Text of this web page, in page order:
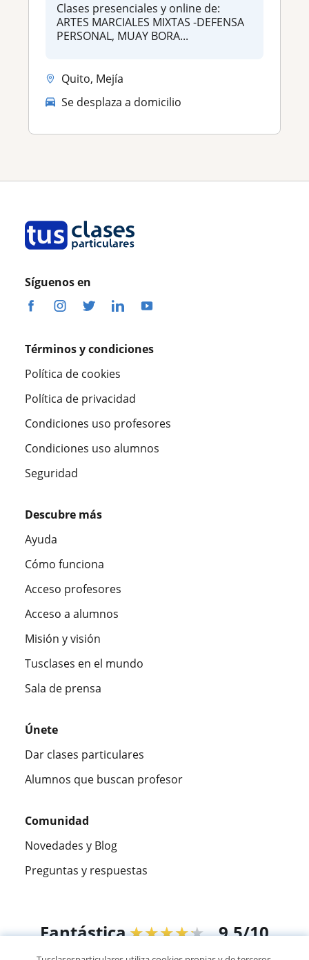
Clases presenciales y online de:
ARTES MARCIALES MIXTAS -DEFENSA
PERSONAL, MUAY BORA...
Quito, Mejía
Se desplaza a domicilio
Síguenos en
Términos y condiciones
Política de cookies
Política de privacidad
Condiciones uso profesores
Condiciones uso alumnos
Seguridad
Descubre más
Ayuda
Cómo funciona
Acceso profesores
Acceso a alumnos
Misión y visión
Tusclases en el mundo
Sala de prensa
Únete
Dar clases particulares
Alumnos que buscan profesor
Comunidad
Novedades y Blog
Preguntas y respuestas
Fantástica★★★★★ 9,5/10